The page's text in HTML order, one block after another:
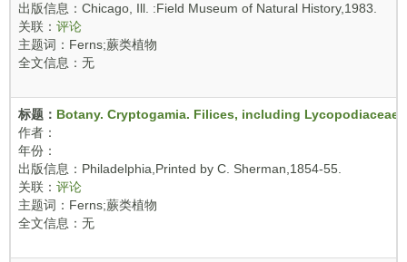
出版信息：Chicago, Ill. :Field Museum of Natural History,1983.
关联： 评论
主题词：Ferns;蕨类植物
全文信息：无
标题： Botany. Cryptogamia. Filices, including
作者：
年份：
出版信息：Philadelphia,Printed by C. Sherman,1854-55.
关联： 评论
主题词：Ferns;蕨类植物
全文信息：无